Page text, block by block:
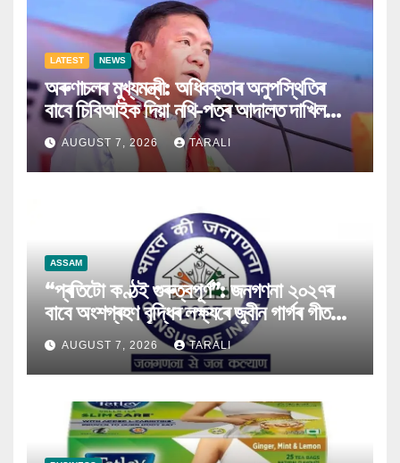
LATEST NEWS
অৰুণাচলৰ মুখ্যমন্ত্ৰী: অধিবক্তাৰ অনুপস্থিতিৰ
বাবে চিবিআইক দিয়া নথি-পত্ৰ আদালত দাখিল
কৰিব পৰা নগ’ল
AUGUST 7, 2026 TARALI
ASSAM
“প্ৰতিটো কণ্ঠই গুৰুত্বপূৰ্ণ”: জনগণনা ২০২৭ৰ
বাবে অংশগ্ৰহণ বৃদ্ধিৰ লক্ষ্যৰে জুবীন গাৰ্গৰ গীত
মুকলিAUGUST 7, 2026 TARALI